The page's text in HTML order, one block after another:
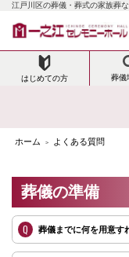
江戸川区の葬儀・葬式の家族葬
はじめての方 葬儀
ホーム > よくある質問
葬儀の準備
Q 葬儀までに何を用意す
で、深夜・早朝でも遠
きるだけ早くご指定
A
ご自宅へのご安置が難
ご利用ください。24
に、大切な故人様をご
通常は、ご逝去から1
った流れが一般的です
限する点が、一般葬と
A
当ホールには、宿泊い
夜式後に仮眠をとって
A
死亡届の提出は当ホー